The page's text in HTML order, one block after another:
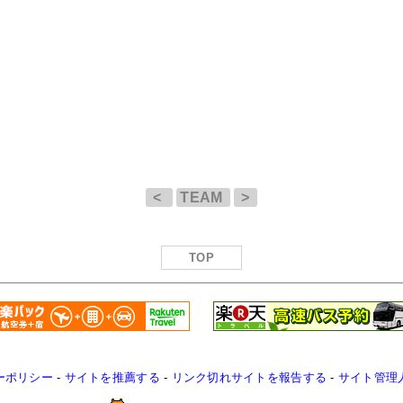
< TEAM >
TOP
ポリシー - サイトを推薦する - リンク切れサイトを報告する - サイト管理